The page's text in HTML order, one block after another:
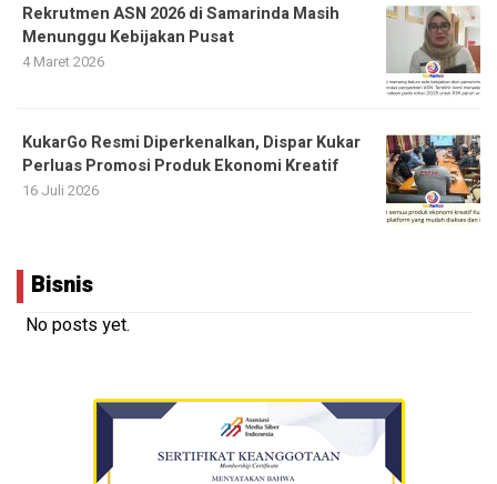
Rekrutmen ASN 2026 di Samarinda Masih
Menunggu Kebijakan Pusat
4 Maret 2026
KukarGo Resmi Diperkenalkan, Dispar Kukar
Perluas Promosi Produk Ekonomi Kreatif
16 Juli 2026
Bisnis
No posts yet.